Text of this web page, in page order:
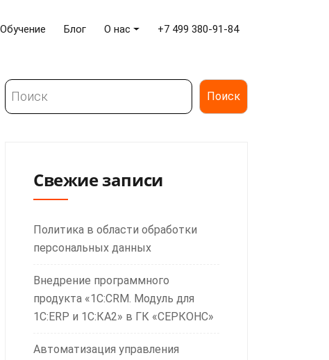
Обучение Блог О нас +7 499 380-91-84
Поиск
Поиск
Свежие записи
Политика в области обработки
персональных данных
Внедрение программного
продукта «1С:CRM. Модуль для
1С:ERP и 1С:КА2» в ГК «СЕРКОНС»
Автоматизация управления